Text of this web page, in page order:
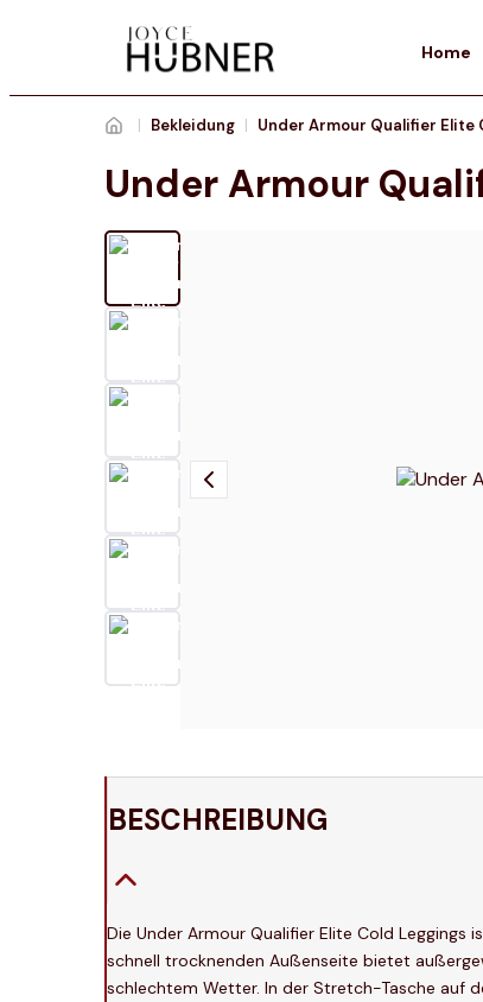
Home
| Bekleidung |
Under Armour
BESCHREIBUNG
Die Under Armour Qualifier Elite Cold
schnell trocknenden Außenseite bietet
schlechtem Wetter. In der Stretch-Tasche auf